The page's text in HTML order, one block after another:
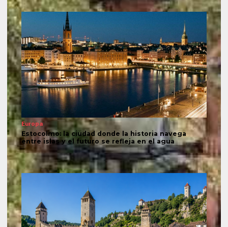
Europa
Estocolmo: la ciudad donde la historia navega
entre islas y el futuro se refleja en el agua